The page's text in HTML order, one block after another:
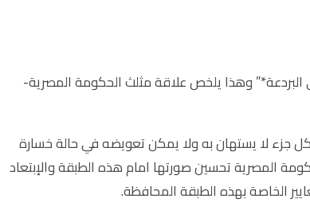
وهذا يلخص علاقة مثلث الحكومة المصرية-
جزء لا يستهان به ولا يمكن تعويضه في حالة خسارة
المصرية تحسين صورتها امام هذه الطبقة والإبتعاد
الخاصة بهذه الطبقة المحافظة.